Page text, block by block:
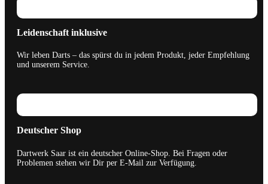
Leidenschaft inklusive
Wir leben Darts – das spürst du in jedem Produkt, jeder Empfehlung
und unserem Service.
Deutscher Shop
Dartwerk Saar ist ein deutscher Online-Shop. Bei Fragen oder
Problemen stehen wir Dir per E-Mail zur Verfügung.